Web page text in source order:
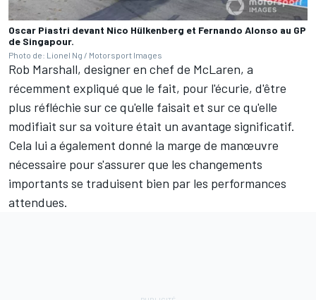
Oscar Piastri devant Nico Hülkenberg et Fernando Alonso au GP
de Singapour.
Photo de: Lionel Ng / Motorsport Images
Rob Marshall, designer en chef de McLaren, a
récemment expliqué que le fait, pour l'écurie, d'être
plus réfléchie sur ce qu'elle faisait et sur ce qu'elle
modifiait sur sa voiture était un avantage significatif.
Cela lui a également donné la marge de manœuvre
nécessaire pour s'assurer que les changements
importants se traduisent bien par les performances
attendues.